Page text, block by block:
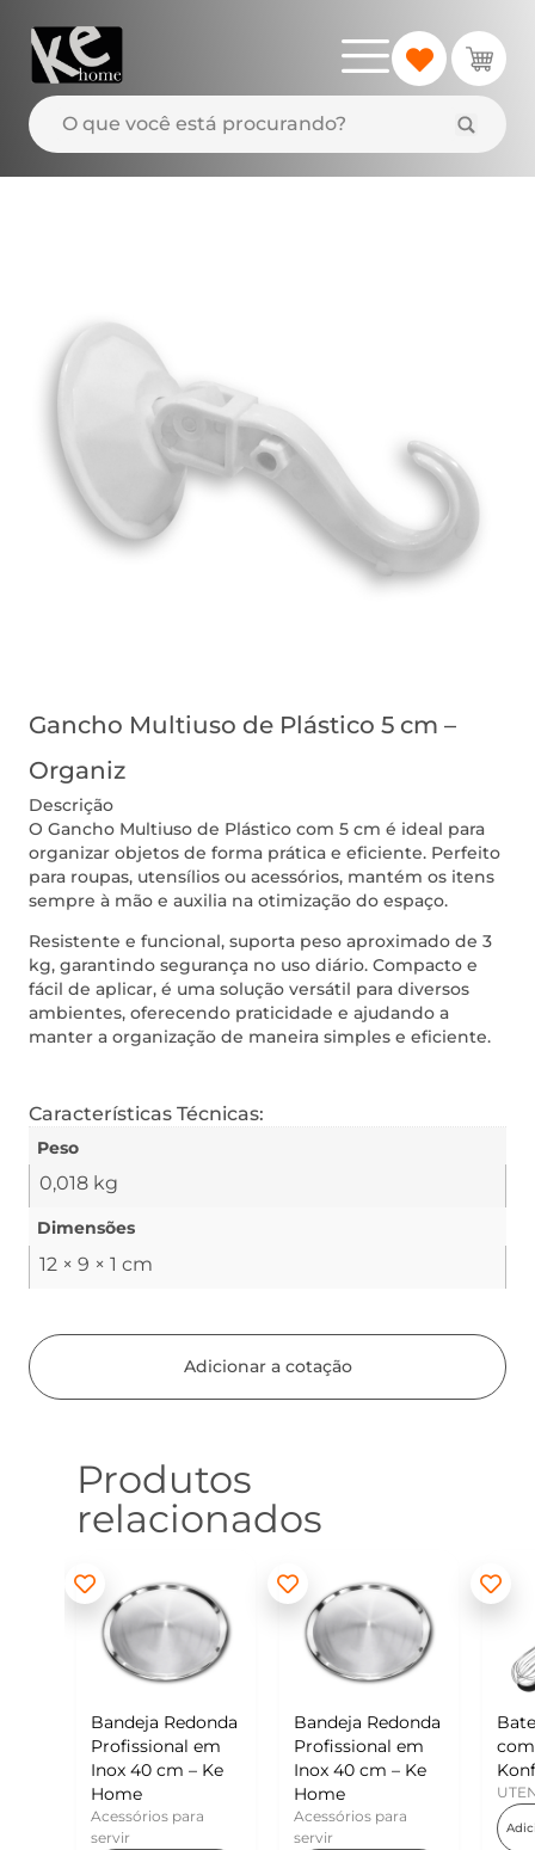
Gancho Multiuso de Plástico 5 cm –
Organiz
Descrição
O Gancho Multiuso de Plástico com 5 cm é ideal para
organizar objetos de forma prática e eficiente. Perfeito
para roupas, utensílios ou acessórios, mantém os itens
sempre à mão e auxilia na otimização do espaço.
Resistente e funcional, suporta peso aproximado de 3
kg, garantindo segurança no uso diário. Compacto e
fácil de aplicar, é uma solução versátil para diversos
ambientes, oferecendo praticidade e ajudando a
manter a organização de maneira simples e eficiente.
Características Técnicas:
Peso
0,018 kg
Dimensões
12 × 9 × 1 cm
Adicionar a cotação
Produtos
relacionados
Redonda
Bandeja Redonda
Profissional em
Inox 40 cm – Ke
Acessórios para
Batedor de Ovos
com Raspador –
Konfektt
Adicionar ao carrinho